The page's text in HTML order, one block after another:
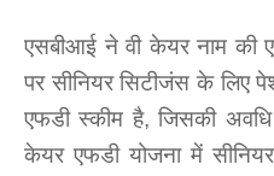
एसबीआई ने वी केयर नाम की
पर सीनियर सिटीजंस के लिए
एफडी स्‍कीम है, जिसकी
केयर एफडी योजना में